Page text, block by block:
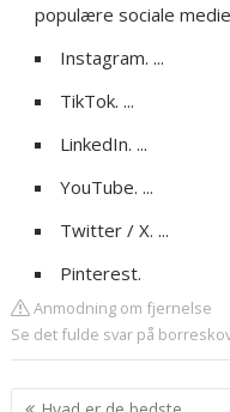
populære sociale medie
Instagram. ...
TikTok. ...
LinkedIn. ...
YouTube. ...
Twitter / X. ...
Pinterest.
Anmodning om fjernelse
Se det fulde svar på